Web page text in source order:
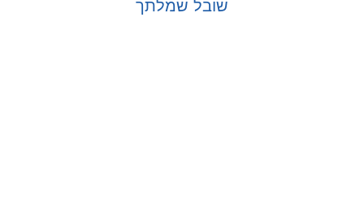
שובל שמלתך